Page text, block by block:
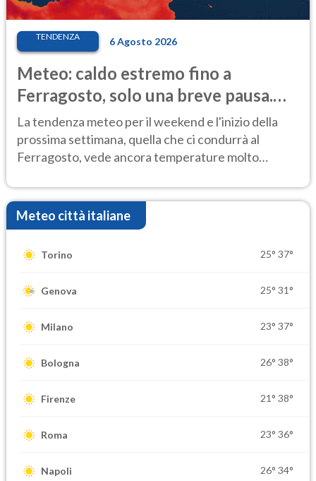
TENDENZA 6 Agosto 2026
Meteo: caldo estremo fino a
Ferragosto, solo una breve pausa.
Ecco dove
La tendenza meteo per il weekend e l'inizio della
prossima settimana, quella che ci condurrà al
Ferragosto, vede ancora temperature molto
Meteo città italiane
Torino 25° 37°
Genova 25° 31°
Milano 23° 37°
Bologna 26° 38°
Firenze 21° 38°
Roma 23° 36°
Napoli 26° 34°